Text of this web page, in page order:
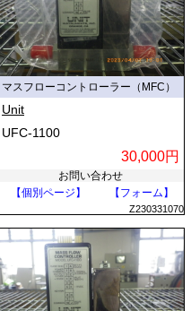
マスフローコントローラー（MFC）
Unit
UFC-1100
30,000円
お問い合わせ
【個別ページ】
【フォーム】
Z230331070